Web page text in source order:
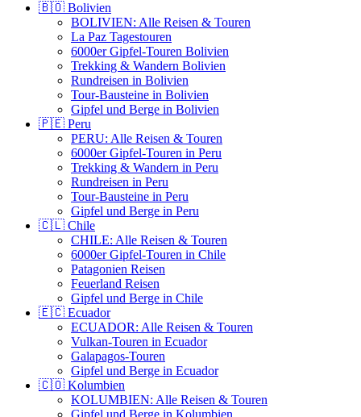
🇧🇴 Bolivien
BOLIVIEN: Alle Reisen & Touren
La Paz Tagestouren
6000er Gipfel-Touren Bolivien
Trekking & Wandern Bolivien
Rundreisen in Bolivien
Tour-Bausteine in Bolivien
Gipfel und Berge in Bolivien
🇵🇪 Peru
PERU: Alle Reisen & Touren
6000er Gipfel-Touren in Peru
Trekking & Wandern in Peru
Rundreisen in Peru
Tour-Bausteine in Peru
Gipfel und Berge in Peru
🇨🇱 Chile
CHILE: Alle Reisen & Touren
6000er Gipfel-Touren in Chile
Patagonien Reisen
Feuerland Reisen
Gipfel und Berge in Chile
🇪🇨 Ecuador
ECUADOR: Alle Reisen & Touren
Vulkan-Touren in Ecuador
Galapagos-Touren
Gipfel und Berge in Ecuador
🇨🇴 Kolumbien
KOLUMBIEN: Alle Reisen & Touren
Gipfel und Berge in Kolumbien